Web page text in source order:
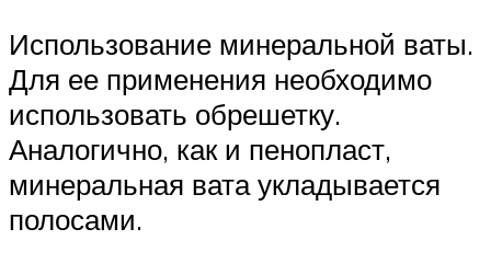
Использование минеральной ваты.
Для ее применения необходимо
использовать обрешетку.
Аналогично, как и пенопласт,
минеральная вата укладывается
полосами.